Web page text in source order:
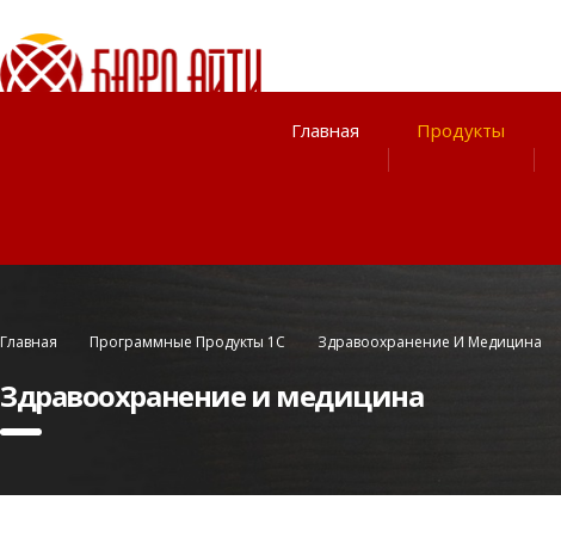
Главная Продукты
Главная Программные Продукты 1С Здравоохранение И Медицина
Здравоохранение и медицина